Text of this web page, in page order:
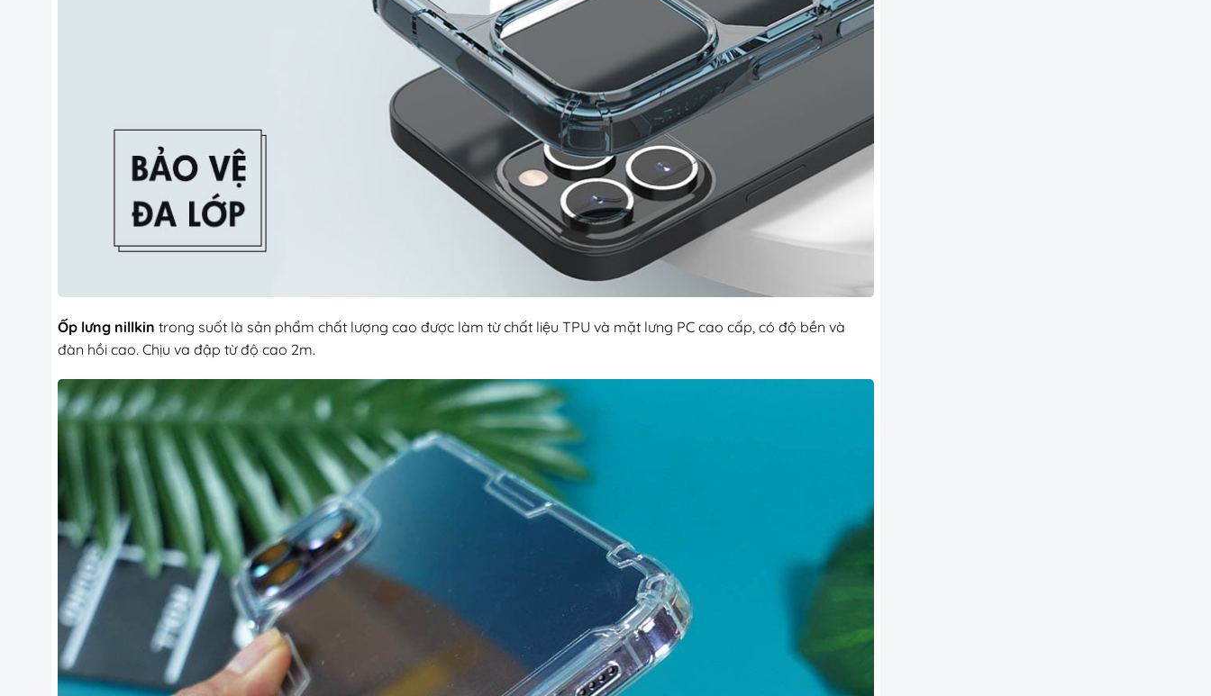
Ốp lưng nillkin trong suốt là sản phẩm chất lượng cao được làm từ chất liệu TPU và mặt lưng PC cao cấp, có độ bền và
đàn hồi cao. Chịu va đập từ độ cao 2m.